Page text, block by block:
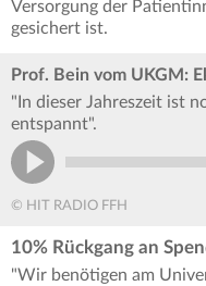
Versorgung der
gesichert ist.
Prof. Bein vom UKGM:
"In dieser Jahreszeit ist
entspannt".
© HIT RADIO FFH
10% Rückgang an
"Wir benötigen am